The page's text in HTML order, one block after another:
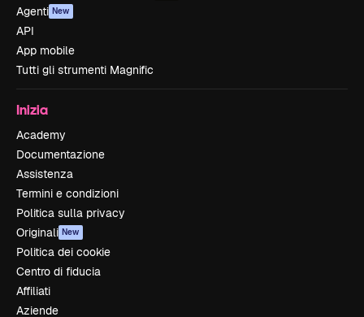
Agenti New
API
App mobile
Tutti gli strumenti Magnific
Inizia
Academy
Documentazione
Assistenza
Termini e condizioni
Politica sulla privacy
Originali New
Politica dei cookie
Centro di fiducia
Affiliati
Aziende